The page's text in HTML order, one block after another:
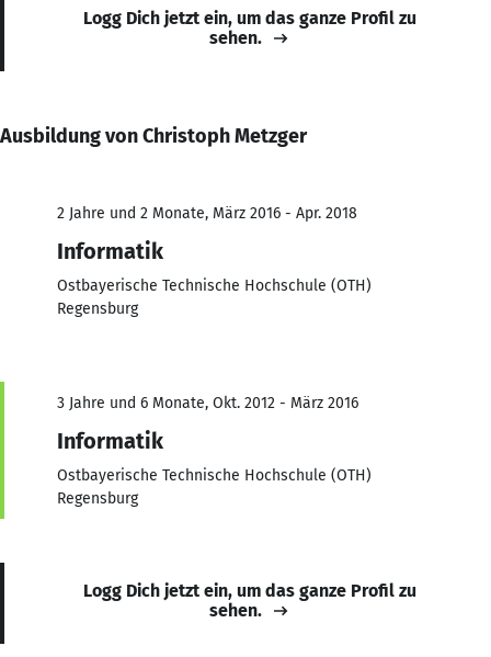
Logg Dich jetzt ein, um das ganze Profil zu
sehen.
Ausbildung von Christoph Metzger
2 Jahre und 2 Monate, März 2016 - Apr. 2018
Informatik
Ostbayerische Technische Hochschule (OTH)
Regensburg
3 Jahre und 6 Monate, Okt. 2012 - März 2016
Informatik
Ostbayerische Technische Hochschule (OTH)
Regensburg
Logg Dich jetzt ein, um das ganze Profil zu
sehen.